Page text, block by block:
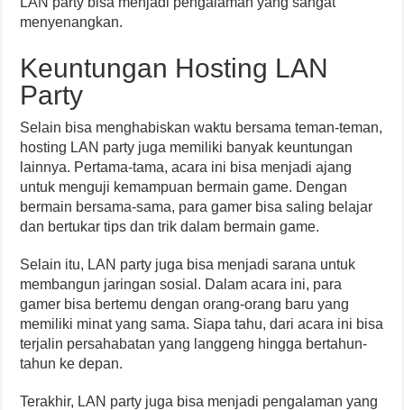
menyenangkan.
Keuntungan Hosting LAN
Party
Selain bisa menghabiskan waktu bersama teman-teman,
hosting LAN party juga memiliki banyak keuntungan
lainnya. Pertama-tama, acara ini bisa menjadi ajang
untuk menguji kemampuan bermain game. Dengan
bermain bersama-sama, para gamer bisa saling belajar
dan bertukar tips dan trik dalam bermain game.
Selain itu, LAN party juga bisa menjadi sarana untuk
membangun jaringan sosial. Dalam acara ini, para
gamer bisa bertemu dengan orang-orang baru yang
memiliki minat yang sama. Siapa tahu, dari acara ini bisa
terjalin persahabatan yang langgeng hingga bertahun-
tahun ke depan.
Terakhir, LAN party juga bisa menjadi pengalaman yang